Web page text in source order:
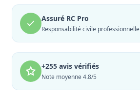
Assuré RC Pro
Responsabilité civile professionnelle
+255 avis vérifiés
Note moyenne 4.8/5